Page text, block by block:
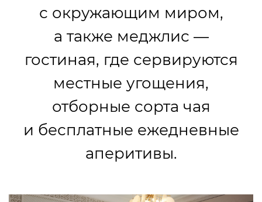
с окружающим миром,
а также меджлис —
гостиная, где сервируются
местные угощения,
отборные сорта чая
и бесплатные ежедневные
аперитивы.